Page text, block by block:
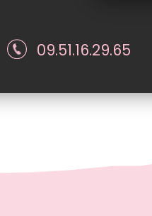
09.51.16.29.65